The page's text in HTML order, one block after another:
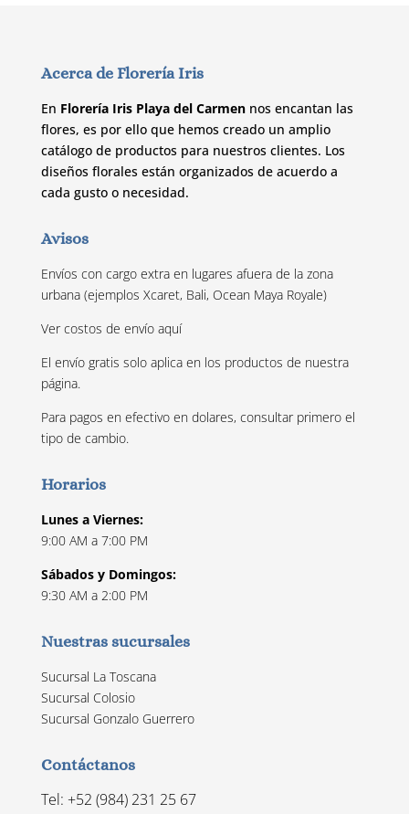
Acerca de Florería Iris
En Florería Iris Playa del Carmen nos encantan las
flores, es por ello que hemos creado un amplio
catálogo de productos para nuestros clientes. Los
diseños florales están organizados de acuerdo a
cada gusto o necesidad.
Avisos
Envíos con cargo extra en lugares afuera de la zona
urbana (ejemplos Xcaret, Bali, Ocean Maya Royale)
Ver costos de envío aquí
El envío gratis solo aplica en los productos de nuestra
página.
Para pagos en efectivo en dolares, consultar primero el
tipo de cambio.
Horarios
Lunes a Viernes:
9:00 AM a 7:00 PM
Sábados y Domingos:
9:30 AM a 2:00 PM
Nuestras sucursales
Sucursal La Toscana
Sucursal Colosio
Sucursal Gonzalo Guerrero
Contáctanos
Tel: +52 (984) 231 25 67